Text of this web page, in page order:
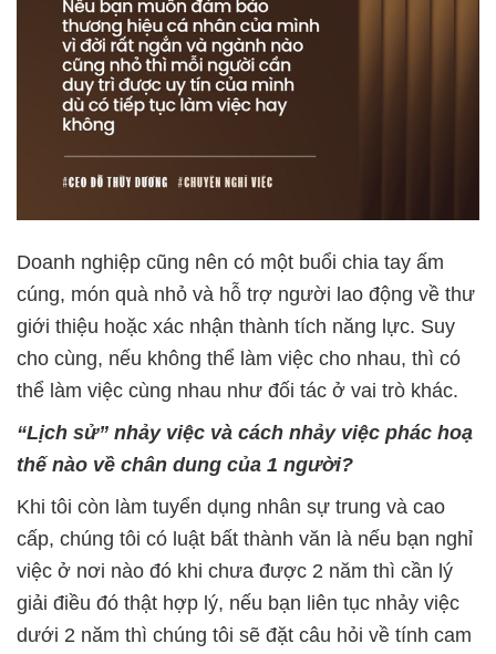
Doanh nghiệp cũng nên có một buổi chia tay ấm
cúng, món quà nhỏ và hỗ trợ người lao động về thư
giới thiệu hoặc xác nhận thành tích năng lực. Suy
cho cùng, nếu không thể làm việc cho nhau, thì có
thể làm việc cùng nhau như đối tác ở vai trò khác.
“Lịch sử” nhảy việc và cách nhảy việc phác hoạ
thế nào về chân dung của 1 người?
Khi tôi còn làm tuyển dụng nhân sự trung và cao
cấp, chúng tôi có luật bất thành văn là nếu bạn nghỉ
việc ở nơi nào đó khi chưa được 2 năm thì cần lý
giải điều đó thật hợp lý, nếu bạn liên tục nhảy việc
dưới 2 năm thì chúng tôi sẽ đặt câu hỏi về tính cam